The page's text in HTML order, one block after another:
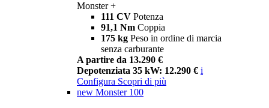
Monster +
111 CV Potenza
91,1 Nm Coppia
175 kg Peso in ordine di marcia
senza carburante
A partire da 13.290 €
Depotenziata 35 kW: 12.290 € i
Configura Scopri di più
new Monster 100